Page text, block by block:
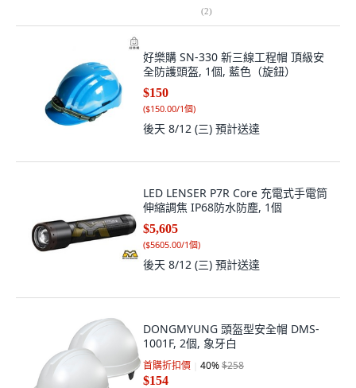
(2)
好樂購 SN-330 新三線工程帽 頂級安
全防護頭盔, 1個, 藍色（旋鈕）
$150
($150.00/1個)
後天 8/12 (三) 預計送達
LED LENSER P7R Core 充電式手電筒
伸縮調焦 IP68防水防塵, 1個
$5,605
($5605.00/1個)
後天 8/12 (三) 預計送達
DONGMYUNG 頭盔型安全帽 DMS-
1001F, 2個, 象牙白
首購折扣價 40%$258
$154